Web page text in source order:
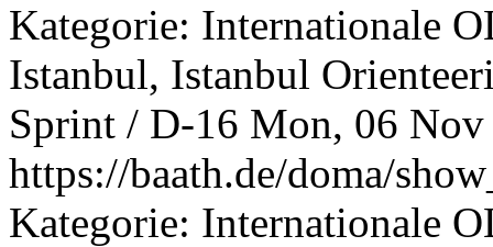
Kategorie: Internationale
Istanbul, Istanbul
Sprint / D-16 Mon, 06
https://baath.de/doma/
Kategorie: Internationale